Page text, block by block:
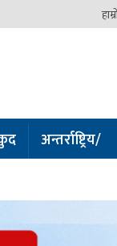
अन्तर्राष्ट्रिय/
प्रबास